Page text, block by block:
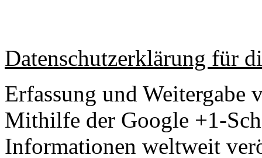
Datenschutzerklärung für
Erfassung und Weitergabe
Mithilfe der Google +1-
Informationen weltweit